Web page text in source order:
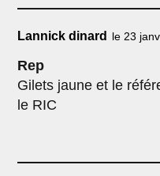
Lannick dinard le 23
Rep
Gilets jaune et le
le RIC